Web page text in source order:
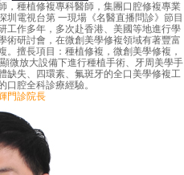
種植修複專科醫師，集團口腔修複專業
圳電視台第 一現場《名醫直播問診》節目
工作多年，多次赴香港、美國等地進行學
術研討會，在微創美學修複領域有著豐富
擅長項目：種植修複，微創美學修複，
微放大設備下進行種植手術、牙周美學手
缺失、四環素、氟斑牙的全口美學修複工
腔全科診療經驗。
門診院長